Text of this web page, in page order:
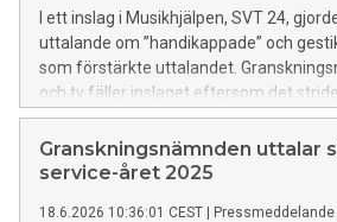
I ett inslag i Musikhjälpen, SVT 24,
uttalande om ”handikappade” och
som förstärkte uttalandet.
och tv fäller inslaget eftersom det
bestämmelsen om televisionens
Granskningsnämnden uttalar
service-året 2025
18.6.2026 10:36:01 CEST Pressmeddelande